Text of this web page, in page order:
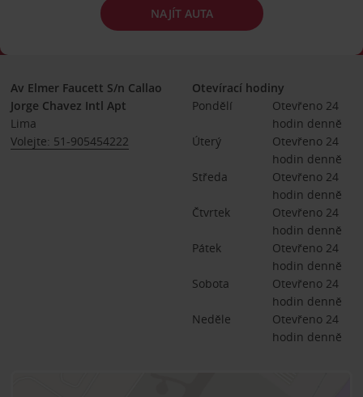
NAJÍT AUTA
Av Elmer Faucett S/n Callao
Jorge Chavez Intl Apt
Lima
Volejte: 51-905454222
Otevírací hodiny
Pondělí
Otevřeno 24
hodin denně
Úterý
Otevřeno 24
hodin denně
Středa
Otevřeno 24
hodin denně
Čtvrtek
Otevřeno 24
hodin denně
Pátek
Otevřeno 24
hodin denně
Sobota
Otevřeno 24
hodin denně
Neděle
Otevřeno 24
hodin denně